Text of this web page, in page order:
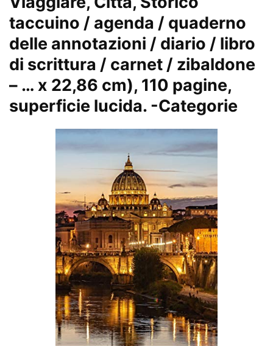
taccuino / agenda / quaderno
delle annotazioni / diario / libro
di scrittura / carnet / zibaldone
– … x 22,86 cm), 110 pagine,
superficie lucida. -Categorie